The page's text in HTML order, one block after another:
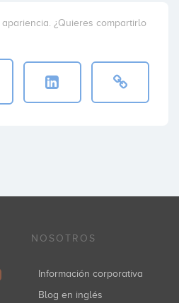
¿Quieres compartirlo
NOSOTROS
Información corporativa
Blog en inglés